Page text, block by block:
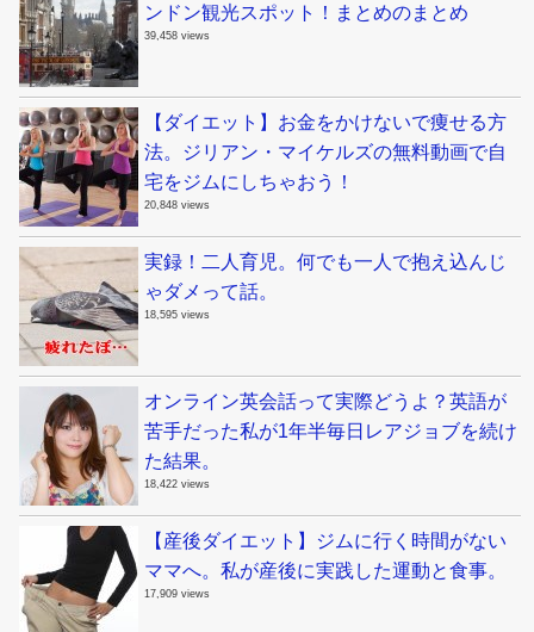
ンドン観光スポット！まとめのまとめ
39,458 views
【ダイエット】お金をかけないで痩せる方
法。ジリアン・マイケルズの無料動画で自
宅をジムにしちゃおう！
20,848 views
実録！二人育児。何でも一人で抱え込んじ
ゃダメって話。
18,595 views
オンライン英会話って実際どうよ？英語が
苦手だった私が1年半毎日レアジョブを続け
た結果。
18,422 views
【産後ダイエット】ジムに行く時間がない
ママへ。私が産後に実践した運動と食事。
17,909 views